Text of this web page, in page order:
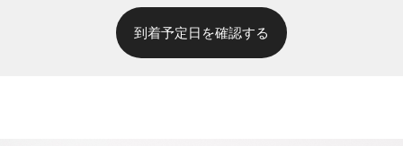
到着予定日を確認する